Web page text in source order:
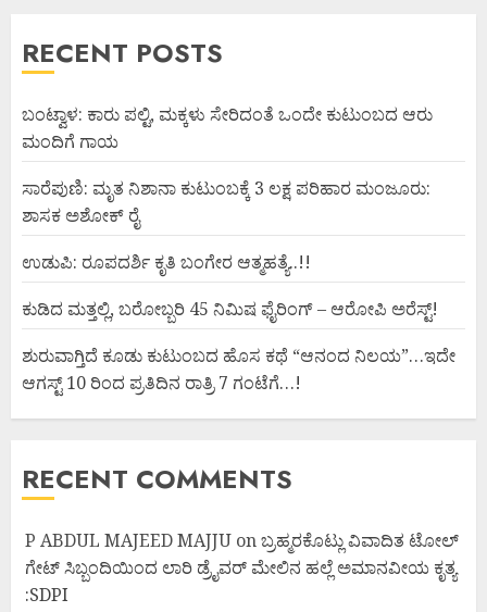
RECENT POSTS
ಬಂಟ್ವಾಳ: ಕಾರು ಪಲ್ಟಿ, ಮಕ್ಕಳು ಸೇರಿದಂತೆ ಒಂದೇ ಕುಟುಂಬದ ಆರು
ಮಂದಿಗೆ ಗಾಯ
ಸಾರೆಪುಣಿ: ಮೃತ ನಿಶಾನಾ ಕುಟುಂಬಕ್ಕೆ 3 ಲಕ್ಷ ಪರಿಹಾರ ಮಂಜೂರು:
ಶಾಸಕ ಅಶೋಕ್ ರೈ
ಉಡುಪಿ: ರೂಪದರ್ಶಿ ಕೃತಿ ಬಂಗೇರ ಆತ್ಮಹತ್ಯೆ..!!
ಕುಡಿದ ಮತ್ತಲ್ಲಿ, ಬರೋಬ್ಬರಿ 45 ನಿಮಿಷ ಫೈರಿಂಗ್ – ಆರೋಪಿ ಅರೆಸ್ಟ್!
ಶುರುವಾಗ್ತಿದೆ ಕೂಡು ಕುಟುಂಬದ ಹೊಸ ಕಥೆ “ಆನಂದ ನಿಲಯ”…ಇದೇ
ಆಗಸ್ಟ್ 10 ರಿಂದ ಪ್ರತಿದಿನ ರಾತ್ರಿ 7 ಗಂಟೆಗೆ…!
RECENT COMMENTS
P ABDUL MAJEED MAJJU onಬ್ರಹ್ಮರಕೊಟ್ಲು ವಿವಾದಿತ ಟೋಲ್
ಗೇಟ್ ಸಿಬ್ಬಂದಿಯಿಂದ ಲಾರಿ ಡ್ರೈವರ್ ಮೇಲಿನ ಹಲ್ಲೆ ಅಮಾನವೀಯ ಕೃತ್ಯ
:SDPI